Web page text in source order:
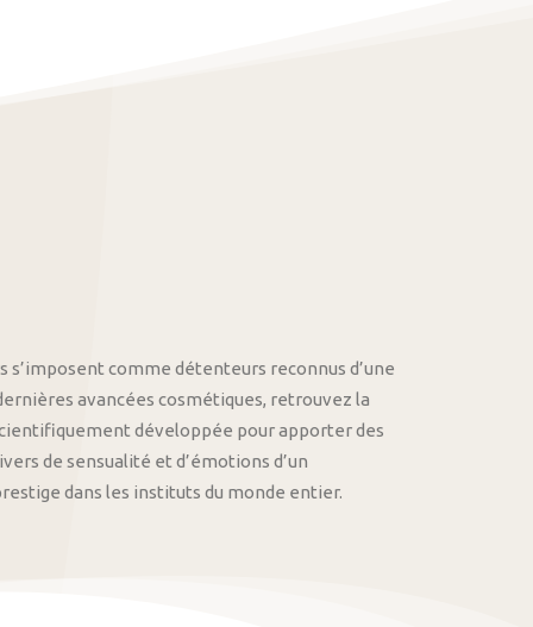
s’imposent comme détenteurs reconnus d’une
avancées cosmétiques, retrouvez la
développée pour apporter des
de sensualité et d’émotions d’un
dans les instituts du monde entier.